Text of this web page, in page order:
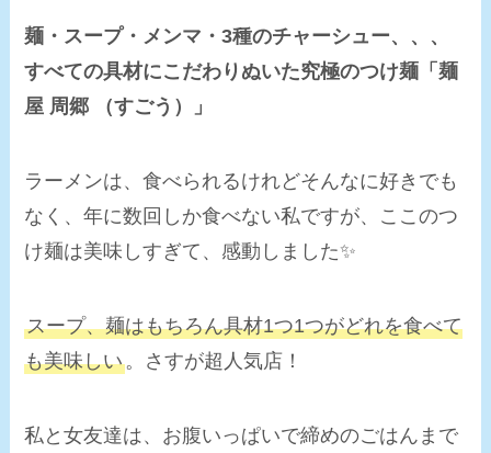
麺・スープ・メンマ・3種のチャーシュー、、、
すべての具材にこだわりぬいた究極のつけ麺「麺
屋 周郷 （すごう）」
ラーメンは、食べられるけれどそんなに好きでも
なく、年に数回しか食べない私ですが、ここのつ
け麺は美味しすぎて、感動しました✨
スープ、麺はもちろん具材1つ1つがどれを食べて
も美味しい。さすが超人気店！
私と女友達は、お腹いっぱいで締めのごはんまで